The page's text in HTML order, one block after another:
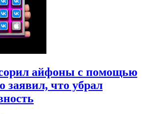
айфоны с помощью
заявил, что убрал